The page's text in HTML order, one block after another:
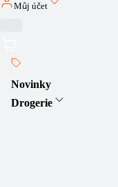
Můj účet
Novinky
Drogerie